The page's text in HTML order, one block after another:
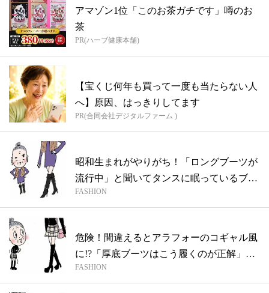
アマゾン1位「このお茶ガチです」噂のお
茶
PR(ハーブ健康本舗)
【宝くじ何年も買って一度も当たらない人
へ】原因、はっきりしてます
PR(合同会社デジタルファーム )
昭和生まれがやりがち！「ロングブーツが
流行中」と聞いてタンスに眠っているブー
ツを...
FASHION
危険！間違えるとアラフォーのコギャル風
に!?「厚底ブーツはこう履くのが正解」
【コ...
FASHION